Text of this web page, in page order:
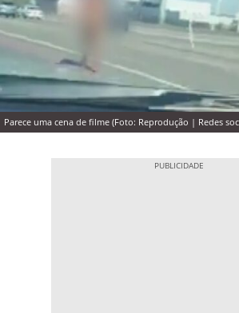
Parece uma cena de filme (Foto: Reprodução | Redes